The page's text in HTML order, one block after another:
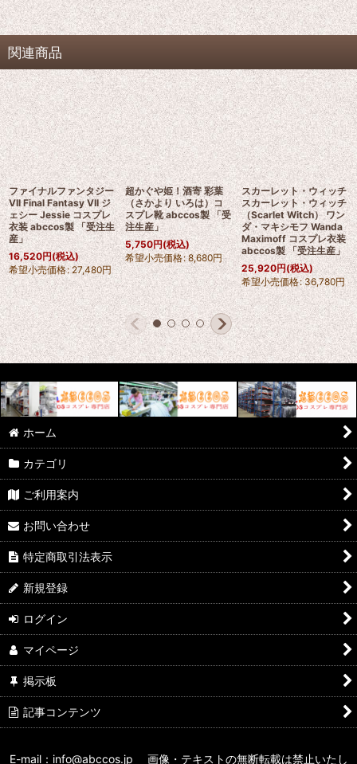
関連商品
ファイナルファンタジー
VII Final Fantasy VII ジ
ェシー Jessie コスプレ
衣装 abccos製 「受注生
産」
16,520円(税込)
希望小売価格: 27,480円
超かぐや姫！酒寄 彩葉
（さかより いろは）コ
スプレ靴 abccos製 「受
注生産」
5,750円(税込)
希望小売価格: 8,680円
スカーレット・ウィッチ
スカーレット・ウィッチ
（Scarlet Witch） ワン
ダ・マキシモフ Wanda
Maximoff コスプレ衣装
abccos製 「受注生産」
25,920円(税込)
希望小売価格: 36,780円
ホーム
カテゴリ
ご利用案内
お問い合わせ
特定商取引法表示
新規登録
ログイン
マイページ
掲示板
記事コンテンツ
E-mail：info@abccos.jp 画像・テキストの無断転載は禁止いたし